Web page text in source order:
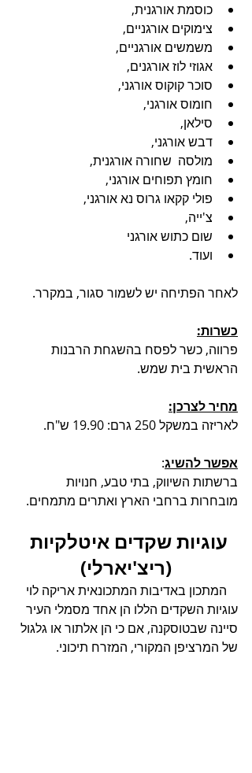
כוסמת אורגנית,
צימוקים אורגניים,
משמשים אורגניים,
אגוזי לוז אורגנים,
סוכר קוקוס אורגני,
חומוס אורגני,
סילאן,
דבש אורגני,
מולסה  שחורה אורגנית,
חומץ תפוחים אורגני,
פולי קקאו גרוס נא אורגני,
צ'ייה,
שום כתוש אורגני
ועוד.
לאחר הפתיחה יש לשמור סגור, במקרר.
כשרות:
פרווה, כשר לפסח בהשגחת הרבנות
הראשית בית שמש.
מחיר לצרכן:
לאריזה במשקל 250 גרם: 19.90 ש"ח.
אפשר להשיג:
ברשתות השיווק, בתי טבע, חנויות
מובחרות ברחבי הארץ ואתרים מתמחים.
עוגיות שקדים איטלקיות
(ריצ'יארלי)
המתכון באדיבות המתכונאית אריקה לוי
עוגיות השקדים הללו הן אחד מסמלי העיר
סיינה שבטוסקנה, אם כי הן אלתור או גלגול
של המרציפן המקורי, המזרח תיכוני.